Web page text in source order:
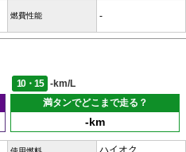
燃費性能 -
10・15
-km/L
満タンでどこまで走る？
-km